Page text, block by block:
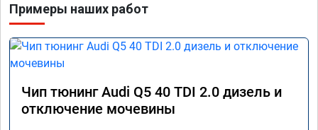
Примеры наших работ
Чип тюнинг Audi Q5 40 TDI 2.0 дизель и
отключение мочевины